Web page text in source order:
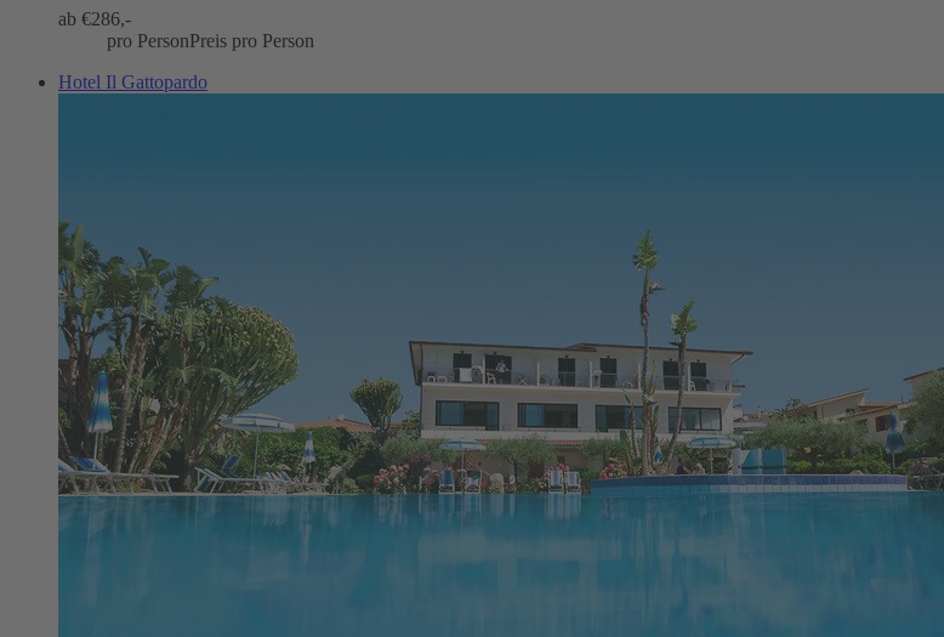
ab €286,-
pro PersonPreis pro Person
Hotel Il Gattopardo